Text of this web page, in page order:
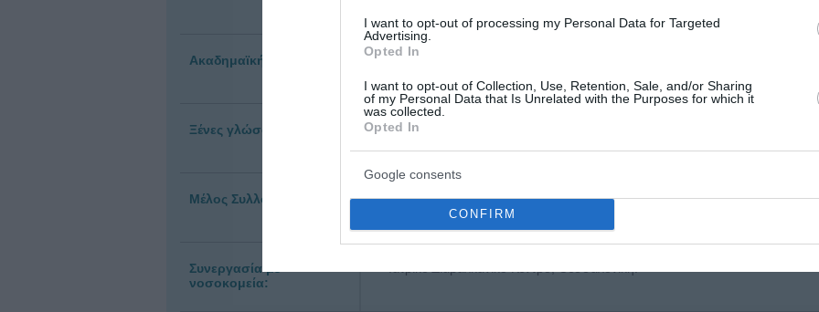
I want to opt-out of processing my Personal Data for Targeted
Advertising.
Opted In
I want to opt-out of Collection, Use, Retention, Sale, and/or Sharing
of my Personal Data that Is Unrelated with the Purposes for which it
was collected.
Opted In
Google consents
CONFIRM
Ακαδημαϊκή Έρευνα: Διδάκτωρ του Πανεπιστημίου Αθηνών
Ξένες γλώσσες:
Αγγλικά
Μέλος Συλλόγων:
Ελληνική Αρθροσκοπική Εταιρεία
European Society of Sports Traumatology, Knee Surgery and
Συνεργασία με
νοσοκομεία: